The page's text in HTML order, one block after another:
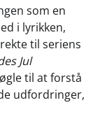
som en
i lyrikken,
til seriens
Jul
til at forstå
udfordringer,